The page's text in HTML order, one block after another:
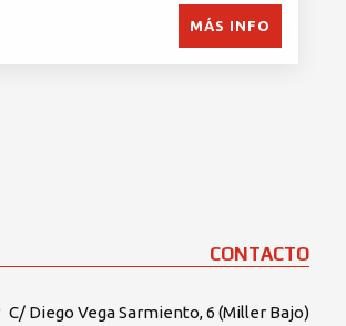
MÁS INFO
CONTACTO
C/ Diego Vega Sarmiento, 6 (Miller Bajo)